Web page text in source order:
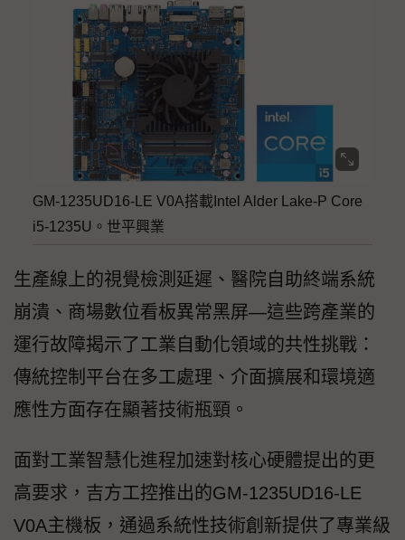
GM-1235UD16-LE V0A搭載Intel Alder Lake-P Core
i5-1235U。世平興業
生產線上的視覺檢測延遲、醫院自助終端系統
崩潰、商場數位看板異常黑屏—這些跨產業的
運行故障揭示了工業自動化領域的共性挑戰：
傳統控制平台在多工處理、介面擴展和環境適
應性方面存在顯著技術瓶頸。
面對工業智慧化進程加速對核心硬體提出的更
高要求，吉方工控推出的GM-1235UD16-LE
V0A主機板，通過系統性技術創新提供了專業級